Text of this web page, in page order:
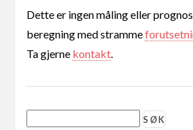
Dette er ingen måling eller
beregning med stramme
Ta gjerne kontakt.